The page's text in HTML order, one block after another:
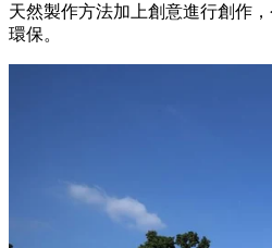
天然製作方法加上創意進行創作
環保。